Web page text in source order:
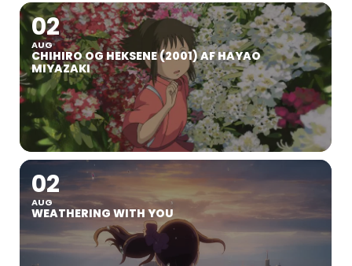
02
AUG
CHIHIRO OG HEKSENE (2001) AF HAYAO
MIYAZAKI
02
AUG
WEATHERING WITH YOU